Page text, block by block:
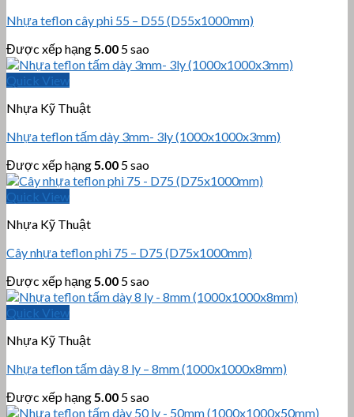
Nhựa teflon cây phi 55 – D55 (D55x1000mm)
Được xếp hạng 5.00 5 sao
Quick View
Nhựa Kỹ Thuật
Nhựa teflon tấm dày 3mm- 3ly (1000x1000x3mm)
Được xếp hạng 5.00 5 sao
Quick View
Nhựa Kỹ Thuật
Cây nhựa teflon phi 75 – D75 (D75x1000mm)
Được xếp hạng 5.00 5 sao
Quick View
Nhựa Kỹ Thuật
Nhựa teflon tấm dày 8 ly – 8mm (1000x1000x8mm)
Được xếp hạng 5.00 5 sao